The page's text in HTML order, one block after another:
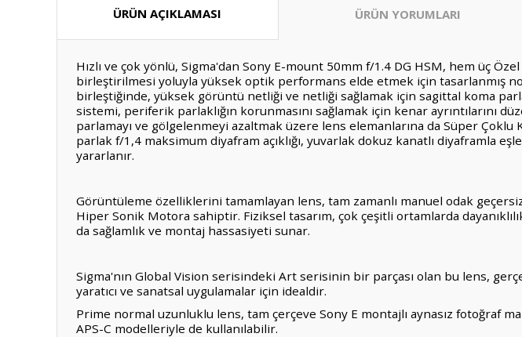
ÜRÜN AÇIKLAMASI ÜRÜN YORUMLARI
Hızlı ve çok yönlü, Sigma'dan Sony E-mount 50mm f/1.4 DG HSM, hem üç
birleştirilmesi yoluyla yüksek optik performans elde etmek için tasarlanmış
birleştiğinde, yüksek görüntü netliği ve netliği sağlamak için sagittal koma
sistemi, periferik parlaklığın korunmasını sağlamak için kenar ayrıntılarını
parlamayı ve gölgelenmeyi azaltmak üzere lens elemanlarına da Süper
parlak f/1,4 maksimum diyafram açıklığı, yuvarlak dokuz kanatlı diyaframla
yararlanır.
Görüntüleme özelliklerini tamamlayan lens, tam zamanlı manuel odak
Hiper Sonik Motora sahiptir. Fiziksel tasarım, çok çeşitli ortamlarda
da sağlamlık ve montaj hassasiyeti sunar.
Sigma'nın Global Vision serisindeki Art serisinin bir parçası olan bu lens,
yaratıcı ve sanatsal uygulamalar için idealdir.
Prime normal uzunluklu lens, tam çerçeve Sony E montajlı aynasız fotoğraf
APS-C modelleriyle de kullanılabilir.